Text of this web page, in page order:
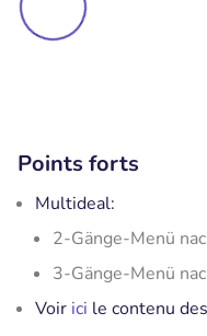
Points forts
Multideal:
2-Gänge-Menü
3-Gänge-Menü
Voir ici le contenu